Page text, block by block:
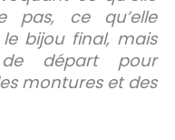
pas, ce qu’elle
bijou final, mais
départ pour
montures et des